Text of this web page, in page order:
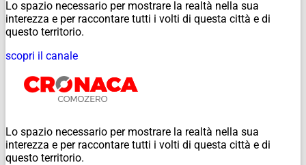
Lo spazio necessario per mostrare la realtà nella sua
interezza e per raccontare tutti i volti di questa città e di
questo territorio.
scopri il canale
Lo spazio necessario per mostrare la realtà nella sua
interezza e per raccontare tutti i volti di questa città e di
questo territorio.